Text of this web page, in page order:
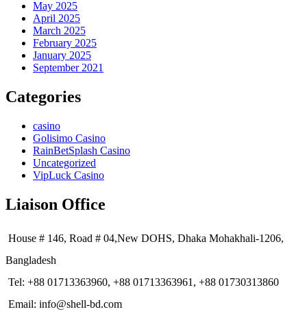
May 2025
April 2025
March 2025
February 2025
January 2025
September 2021
Categories
casino
Golisimo Casino
RainBetSplash Casino
Uncategorized
VipLuck Casino
Liaison Office
House # 146, Road # 04,New DOHS, Dhaka Mohakhali-1206,
Bangladesh
Tel: +88 01713363960, +88 01713363961, +88 01730313860
Email: info@shell-bd.com